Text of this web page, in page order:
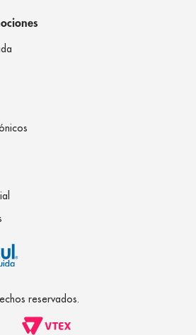
reservados.